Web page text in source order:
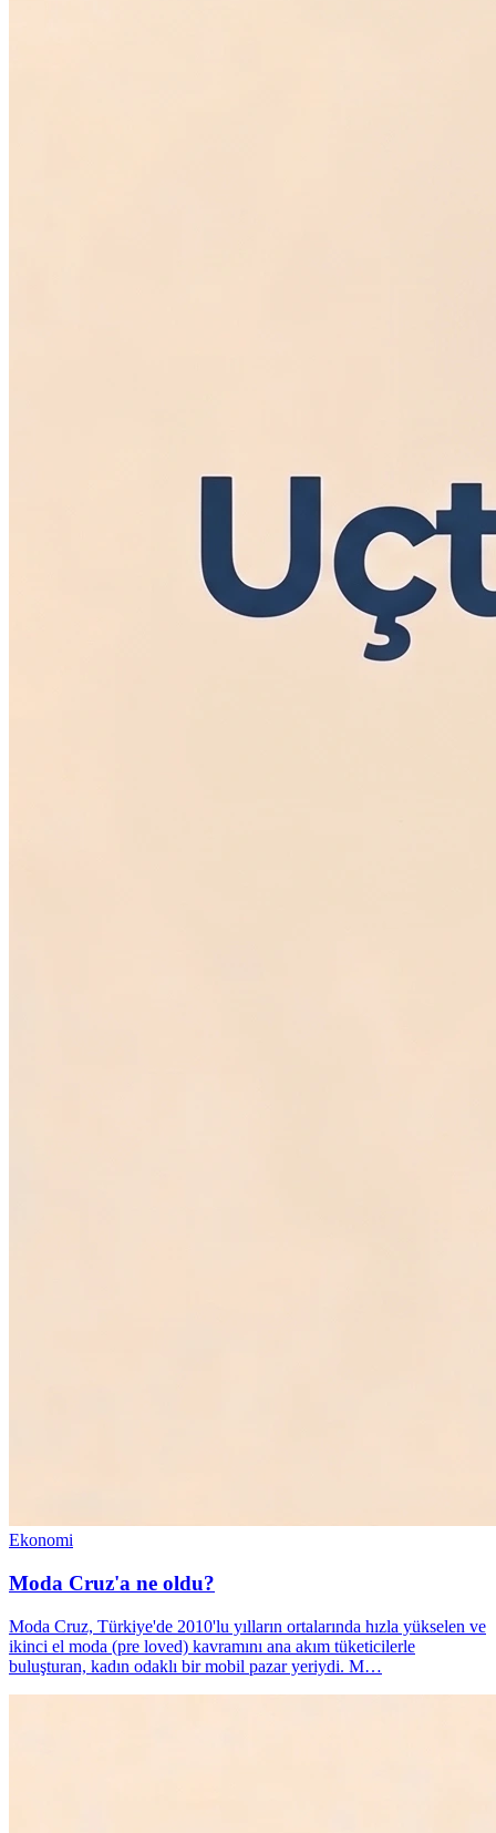
Ekonomi
Moda Cruz'a ne oldu?
Moda Cruz, Türkiye'de 2010'lu yılların ortalarında hızla yükselen ve
ikinci el moda (pre loved) kavramını ana akım tüketicilerle
buluşturan, kadın odaklı bir mobil pazar yeriydi. M…